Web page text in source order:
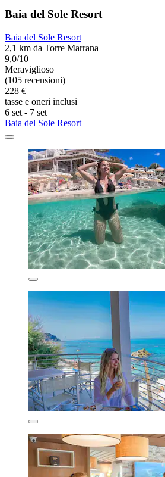
Baia del Sole Resort
Baia del Sole Resort
2,1 km da Torre Marrana
9,0/10
Meraviglioso
(105 recensioni)
228 €
tasse e oneri inclusi
6 set - 7 set
Baia del Sole Resort